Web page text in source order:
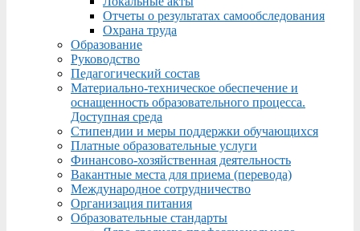
Отчеты о результатах самообследования
Охрана труда
Образование
Руководство
Педагогический состав
Материально-техническое обеспечение и
оснащенность образовательного процесса.
Доступная среда
Стипендии и меры поддержки обучающихся
Платные образовательные услуги
Финансово-хозяйственная деятельность
Вакантные места для приема (перевода)
Международное сотрудничество
Организация питания
Образовательные стандарты